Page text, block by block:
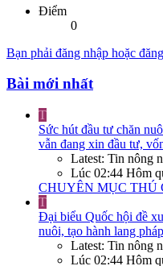
Điểm
0
Bạn phải đăng nhập hoặc
Bài mới nhất
T
Sức hút đầu tư chăn
vẫn đang xin đầu tư,
Latest: Tin nông
Lúc 02:44 Hôm
CHUYÊN MỤC THÚ
T
Đại biểu Quốc hội đề
nuôi, tạo hành lang
Latest: Tin nông
Lúc 02:44 Hôm